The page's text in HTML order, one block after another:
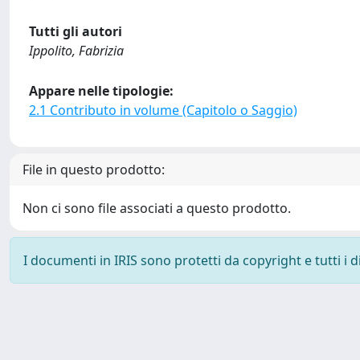
Tutti gli autori
Ippolito, Fabrizia
Appare nelle tipologie:
2.1 Contributo in volume (Capitolo o Saggio)
File in questo prodotto:
Non ci sono file associati a questo prodotto.
I documenti in IRIS sono protetti da copyright e tutti i